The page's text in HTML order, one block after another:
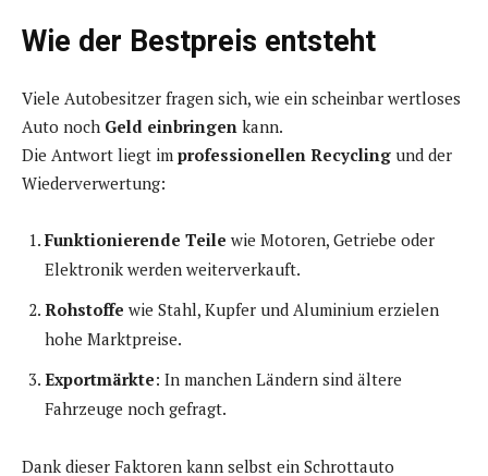
Wie der Bestpreis entsteht
Viele Autobesitzer fragen sich, wie ein scheinbar wertloses
Auto noch Geld einbringen kann.
Die Antwort liegt im professionellen Recycling und der
Wiederverwertung:
Funktionierende Teile wie Motoren, Getriebe oder
Elektronik werden weiterverkauft.
Rohstoffe wie Stahl, Kupfer und Aluminium erzielen
hohe Marktpreise.
Exportmärkte: In manchen Ländern sind ältere
Fahrzeuge noch gefragt.
Dank dieser Faktoren kann selbst ein Schrottauto